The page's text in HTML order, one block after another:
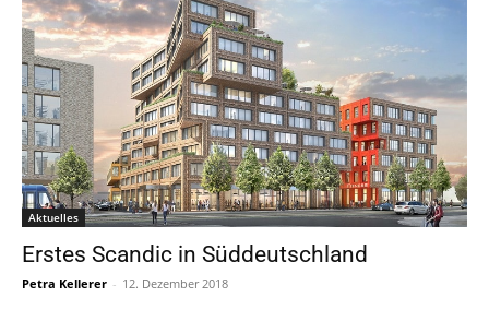
Aktuelles
Erstes Scandic in Süddeutschland
Petra Kellerer - 12. Dezember 2018